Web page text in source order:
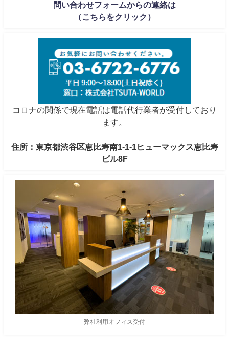
問い合わせフォームからの連絡は
（こちらをクリック）
コロナの関係で現在電話は電話代行業者が受付しており
ます。
住所：東京都渋谷区恵比寿南1-1-1ヒューマックス恵比寿
ビル8F
弊社利用オフィス受付